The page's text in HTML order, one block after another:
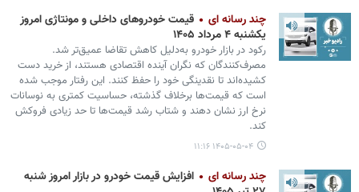
چند رسانه ای
قیمت خودروهای داخلی و مونتاژی امروز
یکشنبه ۴ مرداد ۱۴۰۵
رکود در بازار خودرو به‌دلیل کاهش تقاضا عمیق‌تر شد.
مصرف‌کنندگان که نگران آینده اقتصادی هستند، از خرید دست
کشیده‌اند تا نقدینگی خود را حفظ کنند. این رفتار موجب شده
است که قیمت‌ها برخلاف گذشته، حساسیت کمتری به نوسانات
نرخ ارز نشان دهند و شتاب رشد قیمت‌ها تا حد زیادی فروکش
کند.
۱۴۰۵-۰۵-۰۴ ۱۱:۱۶
چند رسانه ای
افزایش قیمت خودرو در بازار امروز شنبه